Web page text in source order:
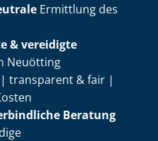
Ermittlung des
& vereidigte
Neuötting
| transparent & fair |
Beratung